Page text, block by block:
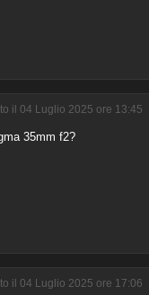
il 04 Luglio 2025 ore 13:45
35mm f2?
il 04 Luglio 2025 ore 17:06